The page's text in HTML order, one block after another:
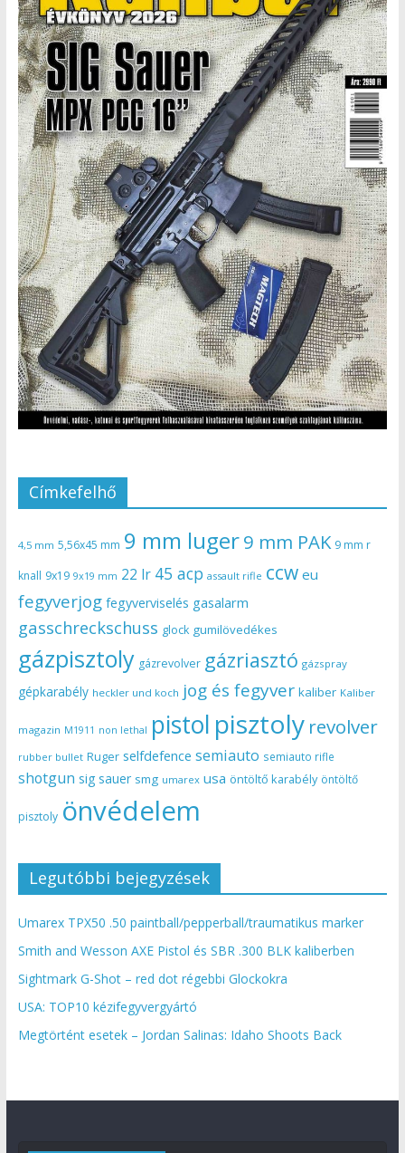
Címkefelhő
4,5 mm 5,56x45 mm 9 mm luger9 mm PAK 9 mm r
knall 9x19 9x19 mm 22 lr 45 acp assault rifle ccw eu
fegyverjog fegyverviselés gasalarm
gasschreckschuss glock gumilövedékes
gázpisztoly gázrevolver gázriasztó gázspray
gépkarabély heckler und koch jog és fegyver kaliber Kaliber
magazin M1911 non lethal pistol pisztoly revolver
rubber bullet Ruger selfdefence semiauto semiauto rifle
shotgun sig sauer smg umarex usa öntöltő karabély öntöltő
pisztoly önvédelem
Legutóbbi bejegyzések
Umarex TPX50 .50 paintball/pepperball/traumatikus marker
Smith and Wesson AXE Pistol és SBR .300 BLK kaliberben
Sightmark G-Shot – red dot régebbi Glockokra
USA: TOP10 kézifegyvergyártó
Megtörtént esetek – Jordan Salinas: Idaho Shoots Back